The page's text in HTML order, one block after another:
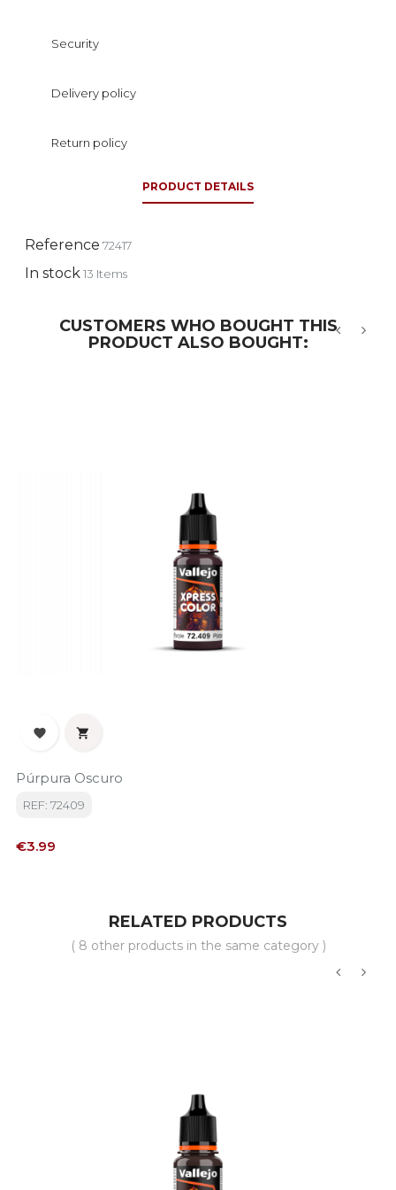
Security
Delivery policy
Return policy
PRODUCT DETAILS
Reference 72417
In stock13 Items
CUSTOMERS WHO BOUGHT THIS
PRODUCT ALSO BOUGHT:
 
Púrpura Oscuro
REF: 72409
Price
€3.99
RELATED PRODUCTS
( 8 other products in the same category )